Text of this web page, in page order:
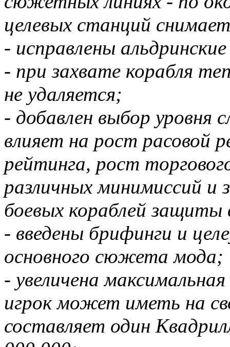
целевых станций
- исправлены
- при захвате корабля
не удаляется;
- добавлен выбор
влияет на рост расовой
рейтинга, рост
различных минимиссий и
боевых кораблей защиты
- введены брифинги и
основного сюжета мода;
- увеличена
игрок может иметь на
составляет один